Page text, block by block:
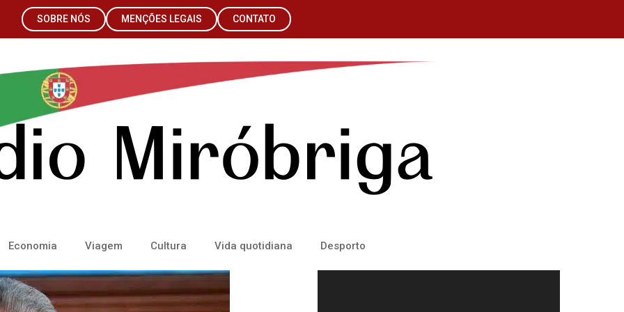
SOBRE NÓS MENÇÕES LEGAIS CONTATO
Economia Viagem Cultura Vida quotidiana Desporto